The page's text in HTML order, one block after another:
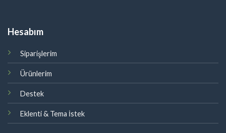
Hesabım
Siparişlerim
Ürünlerim
Destek
Eklenti & Tema İstek